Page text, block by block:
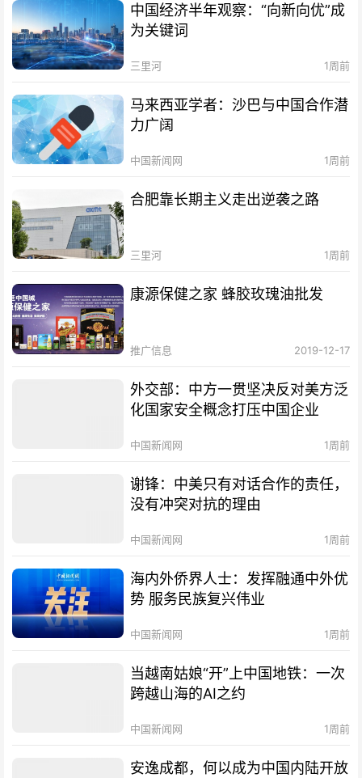
中国经济半年观察：“向新向优”成
为关键词
三里河 1周前
马来西亚学者：沙巴与中国合作潜
力广阔
中国新闻网 1周前
合肥靠长期主义走出逆袭之路
三里河 1周前
康源保健之家 蜂胶玫瑰油批发
推广信息 2019-12-17
外交部：中方一贯坚决反对美方泛
化国家安全概念打压中国企业
中国新闻网 1周前
谢锋：中美只有对话合作的责任，
没有冲突对抗的理由
中国新闻网 1周前
海内外侨界人士：发挥融通中外优
势 服务民族复兴伟业
中国新闻网 1周前
当越南姑娘“开”上中国地铁：一次
跨越山海的AI之约
中国新闻网 1周前
安逸成都，何以成为中国内陆开放